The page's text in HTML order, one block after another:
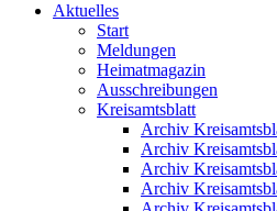
Aktuelles
Start
Meldungen
Heimatmagazin
Ausschreibungen
Kreisamtsblatt
Archiv
Archiv
Archiv
Archiv